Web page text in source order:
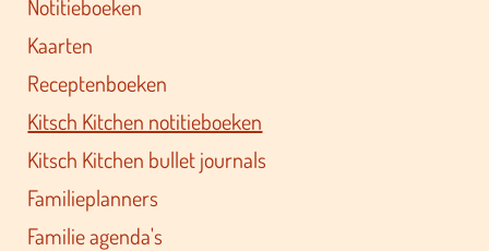
Notitieboeken
Kaarten
Receptenboeken
Kitsch Kitchen notitieboeken
Kitsch Kitchen bullet journals
Familieplanners
Familie agenda's